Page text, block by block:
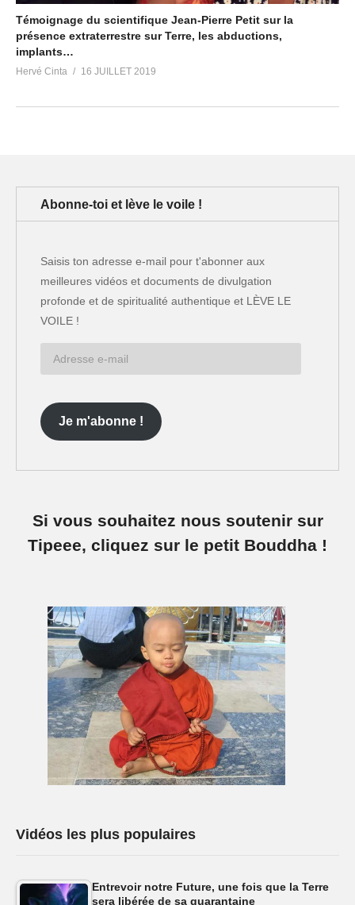
Témoignage du scientifique Jean-Pierre Petit sur la
présence extraterrestre sur Terre, les abductions,
implants…
Hervé Cinta 16 JUILLET 2019
Abonne-toi et lève le voile !
Saisis ton adresse e-mail pour t'abonner aux
meilleures vidéos et documents de divulgation
profonde et de spiritualité authentique et LÈVE LE
VOILE !
Je m'abonne !
Si vous souhaitez nous soutenir sur
Tipeee, cliquez sur le petit Bouddha !
Vidéos les plus populaires
Entrevoir notre Future, une fois que la Terre
sera libérée de sa quarantaine